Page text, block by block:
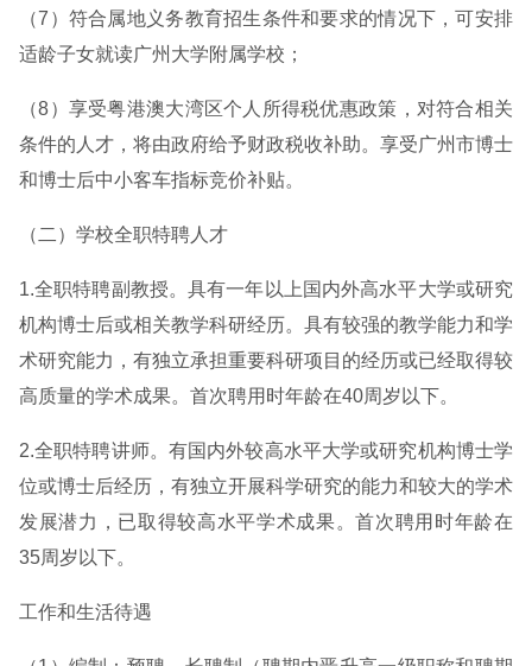
（7）符合属地义务教育招生条件和要求的情况下，可安排
适龄子女就读广州大学附属学校；
（8）享受粤港澳大湾区个人所得税优惠政策，对符合相关
条件的人才，将由政府给予财政税收补助。享受广州市博士
和博士后中小客车指标竞价补贴。
（二）学校全职特聘人才
1.全职特聘副教授。具有一年以上国内外高水平大学或研究
机构博士后或相关教学科研经历。具有较强的教学能力和学
术研究能力，有独立承担重要科研项目的经历或已经取得较
高质量的学术成果。首次聘用时年龄在40周岁以下。
2.全职特聘讲师。有国内外较高水平大学或研究机构博士学
位或博士后经历，有独立开展科学研究的能力和较大的学术
发展潜力，已取得较高水平学术成果。首次聘用时年龄在
35周岁以下。
工作和生活待遇